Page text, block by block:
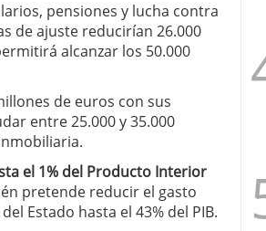
pensiones y lucha contra
de ajuste reducirían 26.000
alcanzar los 50.000
de euros con sus
entre 25.000 y 35.000
el 1% del Producto Interior
pretende reducir el gasto
Estado hasta el 43% del PIB.